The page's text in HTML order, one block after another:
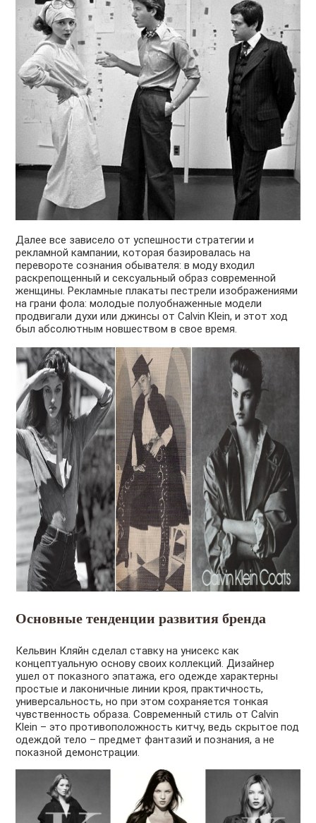
Далее все зависело от успешности стратегии и
рекламной кампании, которая базировалась на
перевороте сознания обывателя: в моду входил
раскрепощенный и сексуальный образ современной
женщины. Рекламные плакаты пестрели изображениями
на грани фола: молодые полуобнаженные модели
продвигали духи илиджинсы от Calvin Klein, и этот ход
был абсолютным новшеством в свое время.
Основные тенденции развития бренда
Кельвин Кляйн сделал ставку на унисекс как
концептуальную основу своих коллекций. Дизайнер
ушел от показного эпатажа, его одежде характерны
простые и лаконичные линии кроя, практичность,
универсальность, но при этом сохраняется тонкая
чувственность образа. Современный стиль от Calvin
Klein – это противоположность китчу, ведь скрытое под
одеждой тело – предмет фантазий и познания, а не
показной демонстрации.